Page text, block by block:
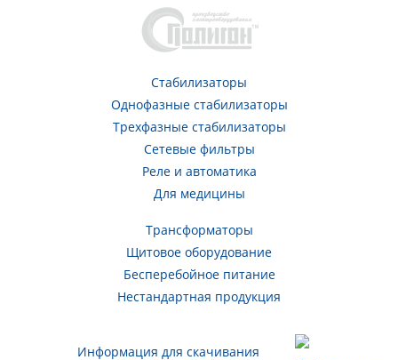
Стабилизаторы
Однофазные стабилизаторы
Трехфазные стабилизаторы
Сетевые фильтры
Реле и автоматика
Для медицины
Трансформаторы
Щитовое оборудование
Бесперебойное питание
Нестандартная продукция
Информация для скачивания